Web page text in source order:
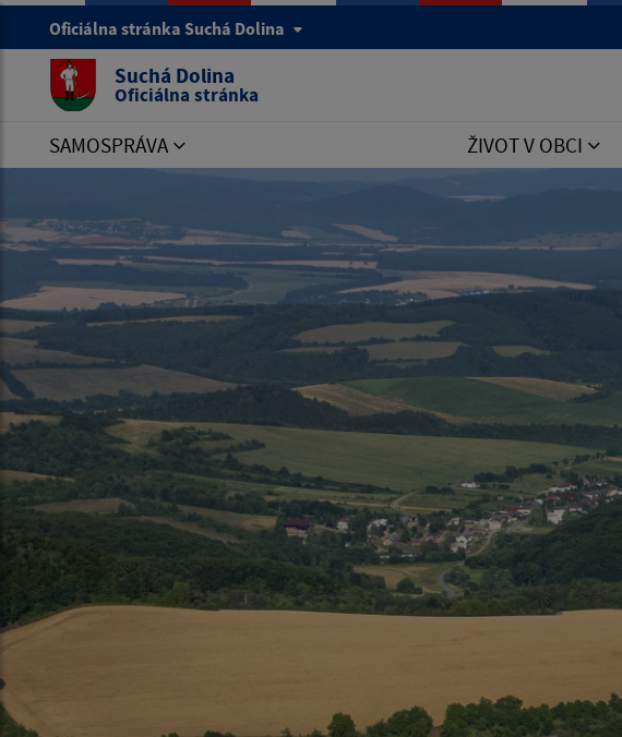
Oficiálna stránka Suchá Dolina
Suchá Dolina
Oficiálna stránka
SAMOSPRÁVA ŽIVOT V OBCI